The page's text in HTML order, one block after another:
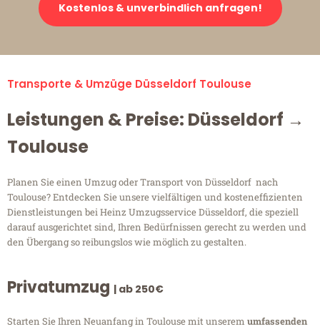
Kostenlos & unverbindlich anfragen!
Transporte & Umzüge Düsseldorf Toulouse
Leistungen & Preise: Düsseldorf →
Toulouse
Planen Sie einen Umzug oder Transport von Düsseldorf nach
Toulouse? Entdecken Sie unsere vielfältigen und kosteneffizienten
Dienstleistungen bei Heinz Umzugsservice Düsseldorf, die speziell
darauf ausgerichtet sind, Ihren Bedürfnissen gerecht zu werden und
den Übergang so reibungslos wie möglich zu gestalten.
Privatumzug | ab 250€
Starten Sie Ihren Neuanfang in Toulouse mit unserem umfassenden